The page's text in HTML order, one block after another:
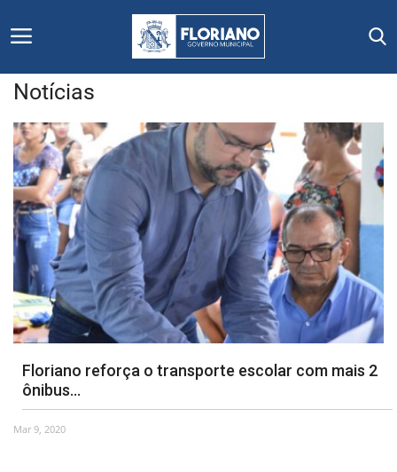
Início
Editais
Floriano
Secretarias e Órgãos
Mural de Licitações
Notícias
Vídeos
Webmail
Notícias
Floriano reforça o transporte escolar com mais 2
ônibus...
Mar 9, 2020